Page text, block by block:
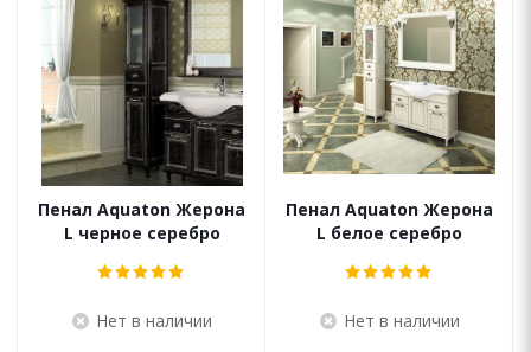
Пенал Aquaton Жерона
L черное серебро
Нет в наличии
Пенал Aquaton Жерона
L белое серебро
Нет в наличии